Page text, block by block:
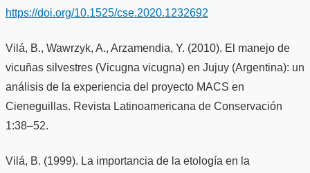
https://doi.org/10.1525/cse.2020.1232692
Vilá, B., Wawrzyk, A., Arzamendia, Y. (2010). El manejo de
vicuñas silvestres (Vicugna vicugna) en Jujuy (Argentina): un
análisis de la experiencia del proyecto MACS en
Cieneguillas. Revista Latinoamericana de Conservación
1:38–52.
Vilá, B. (1999). La importancia de la etología en la